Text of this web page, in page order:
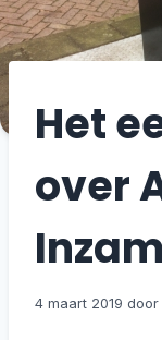
Het
over
4 maart 2019